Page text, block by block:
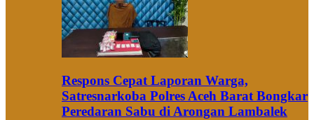
Respons Cepat Laporan Warga,
Satresnarkoba Polres Aceh Barat Bongkar
Peredaran Sabu di Arongan Lambalek